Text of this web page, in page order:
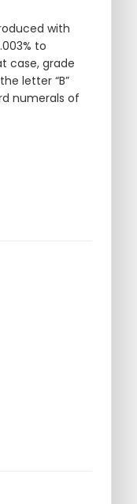
with
to
case, grade
letter “B”
numerals of